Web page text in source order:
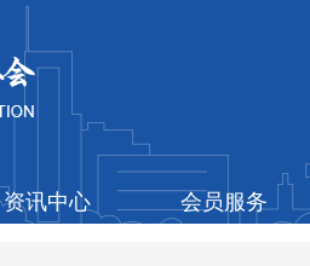
资讯中心 会员服务